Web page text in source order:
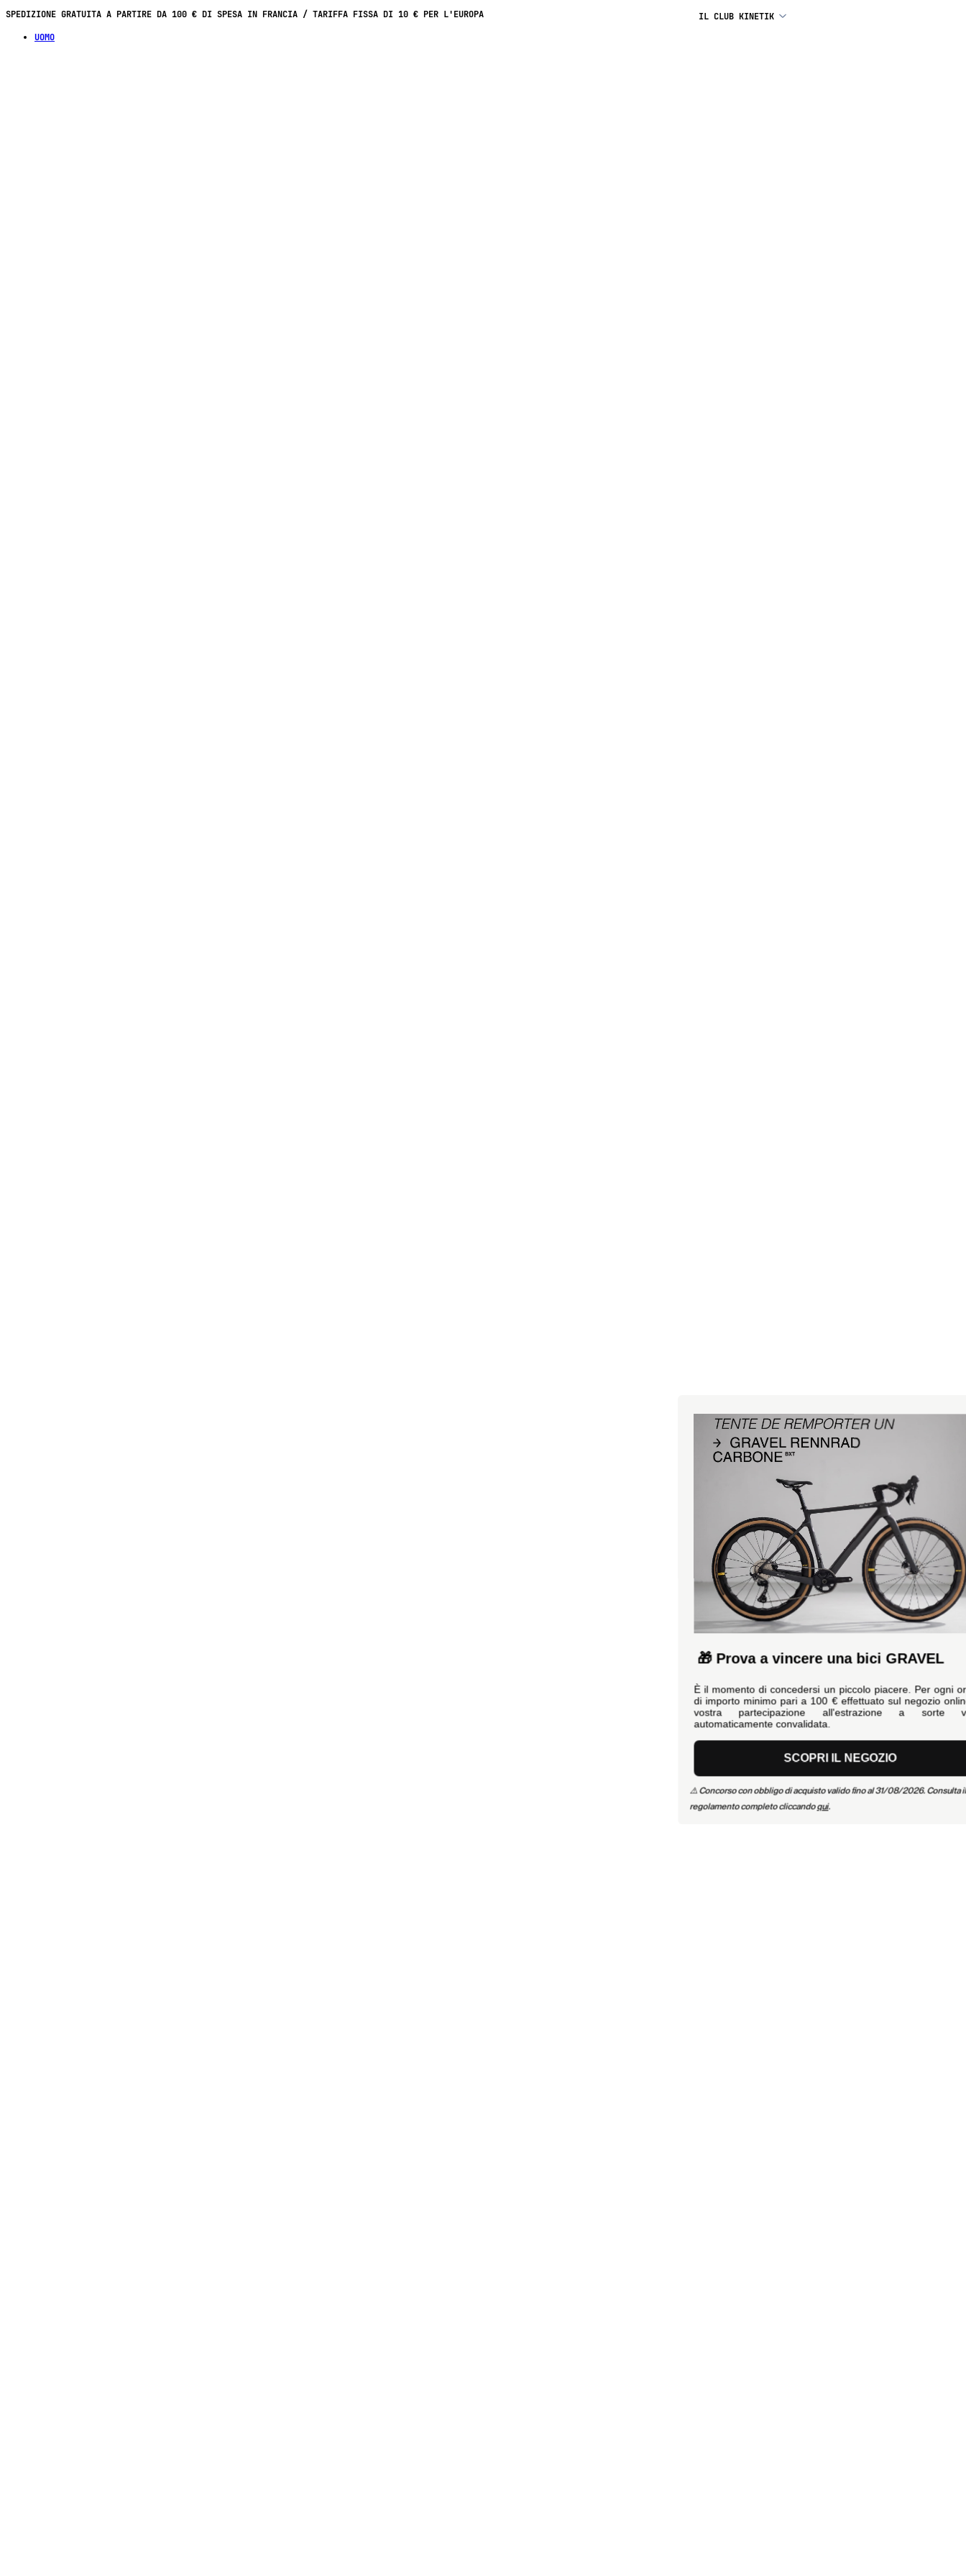
SPEDIZIONE GRATUITA A PARTIRE DA 100 € DI SPESA IN FRANCIA / TARIFFA FISSA DI 10 € PER L'EUROPA
UOMO
IL CLUB KINETIK
🎁 Prova a vincere una bici GRAVEL
È il momento di concedersi un piccolo piacere. Per ogni ordine
di importo minimo pari a 100 € effettuato sul negozio online, la
vostra partecipazione all'estrazione a sorte viene
automaticamente convalidata.
SCOPRI IL NEGOZIO
⚠️ Concorso con obbligo di acquisto valido fino al 31/08/2026. Consulta il
regolamento completo cliccandoqui.